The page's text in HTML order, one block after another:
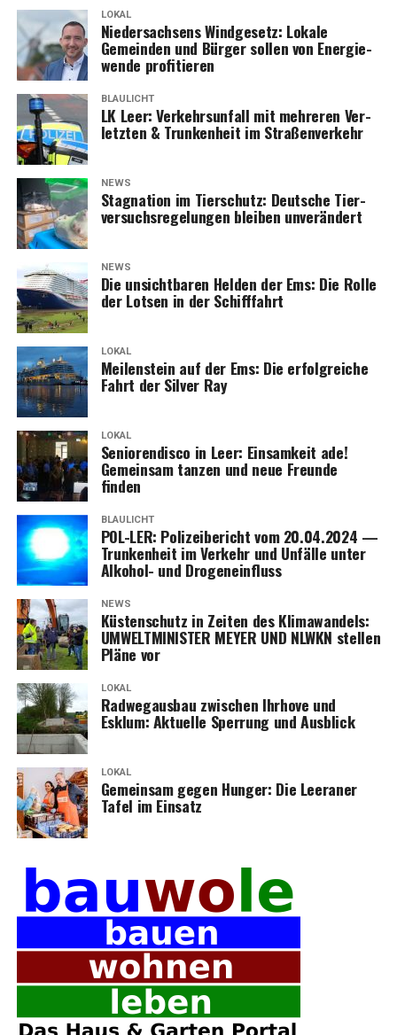
LOKAL
Nie­der­sach­sens Wind­ge­setz: Loka­le
Gemein­den und Bür­ger sol­len von Ener­gie­
wen­de profitieren
BLAULICHT
LK Leer: Ver­kehrs­un­fall mit meh­re­ren Ver­
letz­ten & Trun­ken­heit im Straßenverkehr
NEWS
Sta­gna­ti­on im Tier­schutz: Deut­sche Tier­
ver­suchs­re­ge­lun­gen blei­ben unverändert
NEWS
Die unsicht­ba­ren Hel­den der Ems: Die Rol­le
der Lot­sen in der Schifffahrt
LOKAL
Mei­len­stein auf der Ems: Die erfolg­rei­che
Fahrt der Sil­ver Ray
LOKAL
Senio­ren­dis­co in Leer: Ein­sam­keit ade!
Gemein­sam tan­zen und neue Freun­de
finden
BLAULICHT
POL-LER: Poli­zei­be­richt vom 20.04.2024 —
Trun­ken­heit im Ver­kehr und Unfäl­le unter
Alko­hol- und Drogeneinfluss
NEWS
Küs­ten­schutz in Zei­ten des Kli­ma­wan­dels:
UMWELTMINISTER MEYER UND NLWKN stel­len
Plä­ne vor
LOKAL
Rad­weg­aus­bau zwi­schen Ihr­ho­ve und
Esklum: Aktu­el­le Sper­rung und Ausblick
LOKAL
Gemein­sam gegen Hun­ger: Die Leera­ner
Tafel im Einsatz